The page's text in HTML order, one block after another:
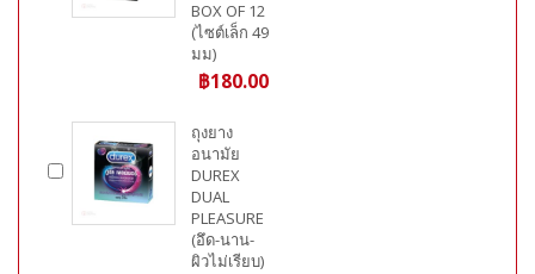
BOX OF 12
(ไซต์เล็ก 49
มม)
฿180.00
ถุงยาง
อนามัย
DUREX
DUAL
PLEASURE
(อึด-นาน-
ผิวไม่เรียบ)